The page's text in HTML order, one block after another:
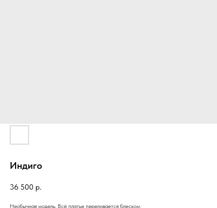
Индиго
36 500 р.
Необычная модель. Всё платье переливается блеском.